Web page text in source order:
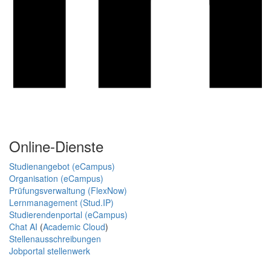
Online-Dienste
Studienangebot (eCampus)
Organisation (eCampus)
Prüfungsverwaltung (FlexNow)
Lernmanagement (Stud.IP)
Studierendenportal (eCampus)
Chat AI (Academic Cloud)
Stellenausschreibungen
Jobportal stellenwerk